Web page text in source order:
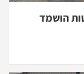
הושמד